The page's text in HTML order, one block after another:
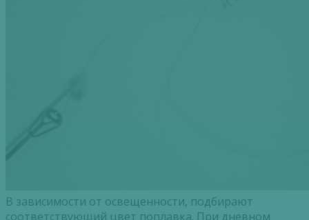
В зависимости от освещенности, подбирают
соответствующий цвет поплавка. При дневном